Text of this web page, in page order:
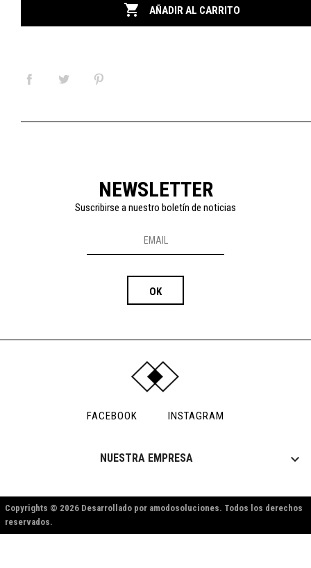
 AÑADIR AL CARRITO
NEWSLETTER
Suscribirse a nuestro boletín de noticias
FACEBOOK INSTAGRAM
NUESTRA EMPRESA 
Copyrights © 2026 Desarrollado por amodosoluciones. Todos los derechos
reservados.